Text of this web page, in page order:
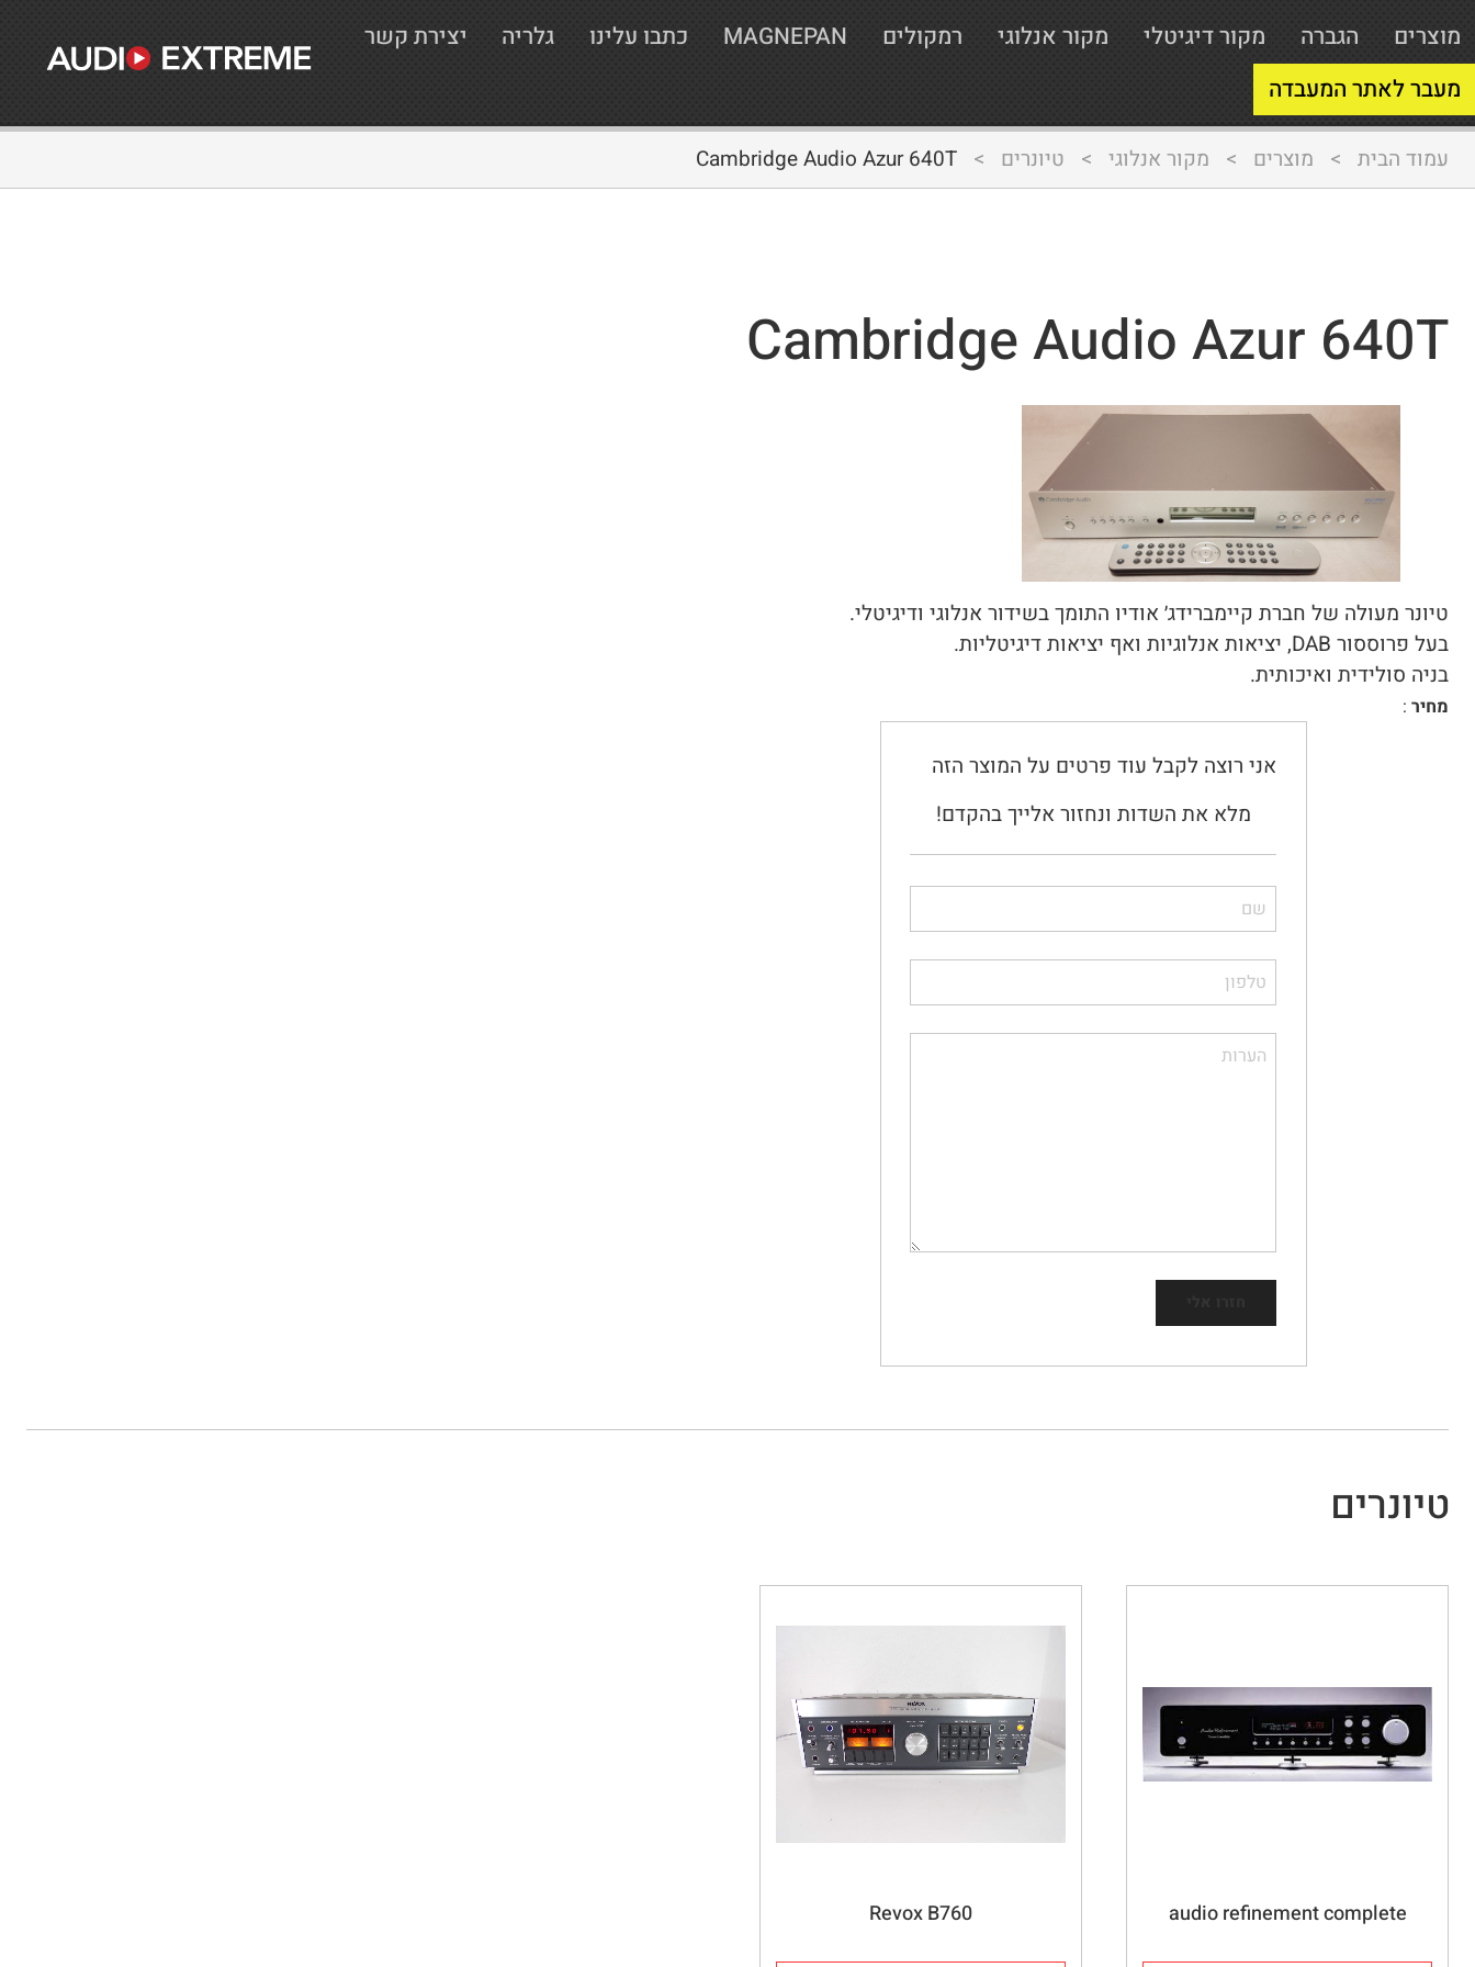
מוצרים הגברה מקור דיגיטלי מקור אנלוגי רמקולים MAGNEPAN כתבו עלינו גלריה
יצירת קשר
מעבר לאתר המעבדה
עמוד הבית> מוצרים > מקור אנלוגי> טיונרים >
Cambridge Audio Azur 640T
Cambridge Audio Azur 640T
טיונר מעולה של חברת קיימברידג׳ אודיו התומך בשידור אנלוגי ודיגיטלי.
בעל פרוססור DAB, יציאות אנלוגיות ואף יציאות דיגיטליות.
בניה סולידית ואיכותית.
מחיר:
אני רוצה לקבל עוד פרטים על המוצר הזה
מלא את השדות ונחזור אלייך בהקדם!
טיונרים
audio refinement complete
Revox B760